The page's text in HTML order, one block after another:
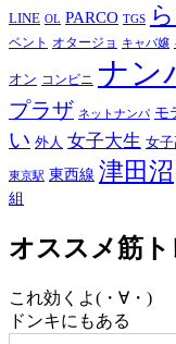
LINE OL PARCO TGS
ベント
オタージョ キャバ嬢
オン コンビニ ナン
プラザ ネットナンパ モ
い 外人 女子大生 女
東京駅 東西線 津田沼
組
オススメ筋ト
これ効くよ(・∀・)
ドンキにもある